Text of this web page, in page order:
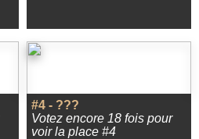
#4 - ???
Votez encore 18 fois pour
voir la place #4